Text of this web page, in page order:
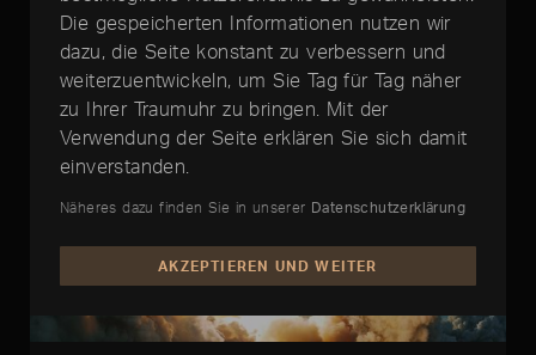
Die gespeicherten Informationen nutzen wir
dazu, die Seite konstant zu verbessern und
weiterzuentwickeln, um Sie Tag für Tag näher
zu Ihrer Traumuhr zu bringen. Mit der
Verwendung der Seite erklären Sie sich damit
einverstanden.
Näheres dazu finden Sie in unserer Datenschutzerklärung
AKZEPTIEREN UND WEITER